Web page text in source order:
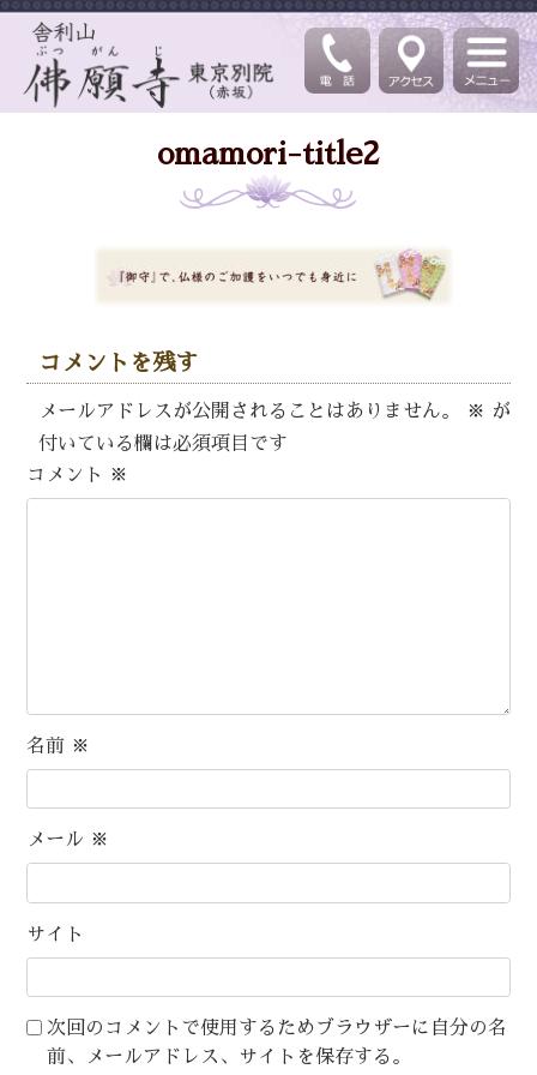
omamori-title2
コメントを残す
メールアドレスが公開されることはありません。 ※ が
付いている欄は必須項目です
コメント
※
名前 ※
メール ※
サイト
次回のコメントで使用するためブラウザーに自分の名
前、メールアドレス、サイトを保存する。